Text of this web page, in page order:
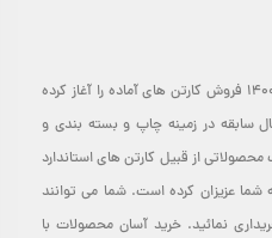
و المان‌های دکوری.
جعبه‌ها، چسباندن برچسب‌های
فروشگاه اینترنتی ریما پک از ابتدای سال ۱۴۰۰ فروش کارتن های آماده را آغاز کرده
سابقه در زمینه چاپ و بسته بندی و
از قبیل کارتن های استاندارد
به شما عزیزان کرده است. شما می توانند
نمائید. خرید آسان محصولات با